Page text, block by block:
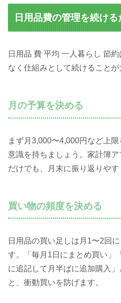
日用品費の管理を続け
日用品 費 平均 一人暮らし 節
なく仕組みとして続けることが
月の予算を決める
まず月3,000〜4,000円など上
意識を持ちましょう。家計簿
だけでも、月末に振り返りやす
買い物の頻度を決める
日用品の買い足しは月1〜2回
す。「毎月1日にまとめ買い」
に追記して月半ばに追加購入
と、衝動買いを防げます。